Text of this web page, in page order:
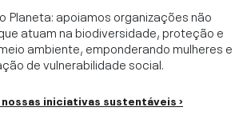
Planeta: apoiamos organizações não
atuam na biodiversidade, proteção e
ambiente, emponderando mulheres e
de vulnerabilidade social.
iniciativas sustentáveis ›